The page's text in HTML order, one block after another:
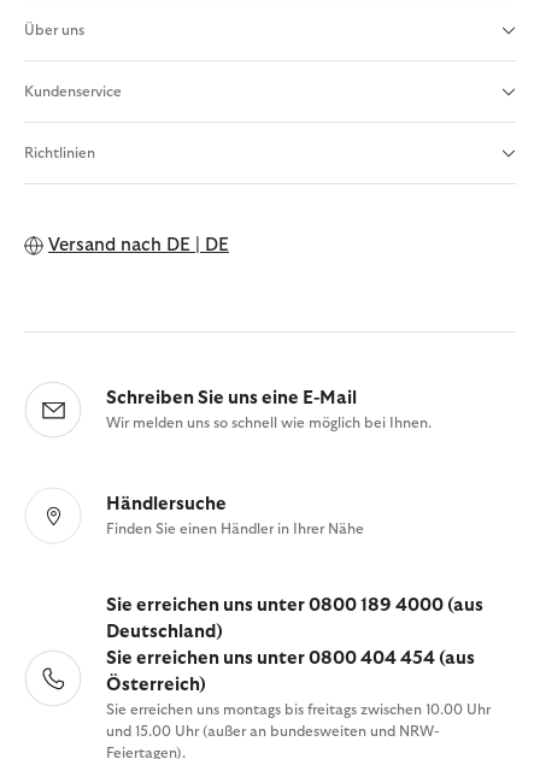
Über uns
Kundenservice
Richtlinien
Versand nach DE | DE
Schreiben Sie uns eine E-Mail
Wir melden uns so schnell wie möglich bei Ihnen.
Händlersuche
Finden Sie einen Händler in Ihrer Nähe
Sie erreichen uns unter 0800 189 4000 (aus
Deutschland)
Sie erreichen uns unter 0800 404 454 (aus
Österreich)
Sie erreichen uns montags bis freitags zwischen 10.00 Uhr
und 15.00 Uhr (außer an bundesweiten und NRW-
Feiertagen).